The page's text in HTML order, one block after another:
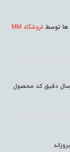
ها توسط فروشگاه MM
دقیق کد محصول